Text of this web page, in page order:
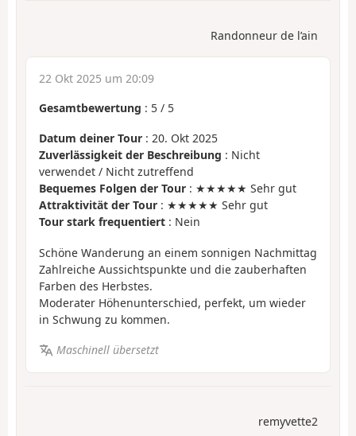
Randonneur de l’ain
22 Okt 2025 um 20:09
Gesamtbewertung : 5 / 5
Datum deiner Tour : 20. Okt 2025
Zuverlässigkeit der Beschreibung : Nicht
verwendet / Nicht zutreffend
Bequemes Folgen der Tour : ★★★★★ Sehr gut
Attraktivität der Tour : ★★★★★ Sehr gut
Tour stark frequentiert : Nein
Schöne Wanderung an einem sonnigen Nachmittag
Zahlreiche Aussichtspunkte und die zauberhaften
Farben des Herbstes.
Moderater Höhenunterschied, perfekt, um wieder
in Schwung zu kommen.
Maschinell übersetzt
remyvette2